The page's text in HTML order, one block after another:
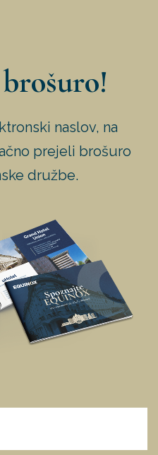
naslov, na
prejeli brošuro
družbe.